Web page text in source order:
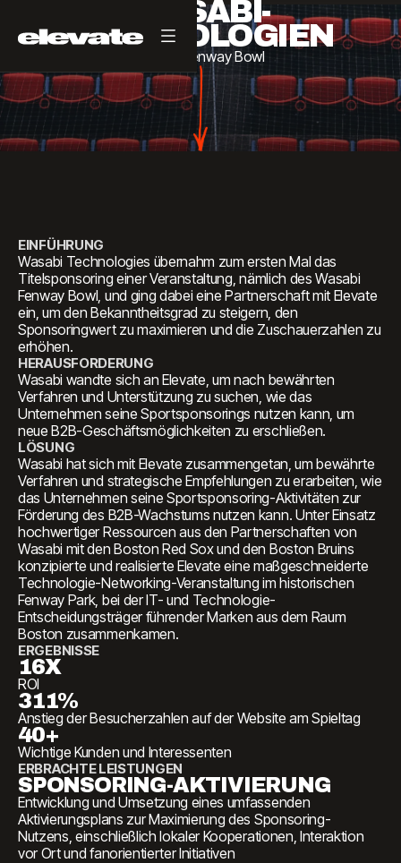
WASABI-
TECHNOLOGIEN
FenwayBowl
EINFÜHRUNG
Wasabi Technologies übernahm zum ersten Mal das
Titelsponsoring einer Veranstaltung, nämlich des Wasabi
Fenway Bowl, und ging dabei eine Partnerschaft mit Elevate
ein, um den Bekanntheitsgrad zu steigern, den
Sponsoringwert zu maximieren und die Zuschauerzahlen zu
erhöhen.
HERAUSFORDERUNG
Wasabi wandte sich an Elevate, um nach bewährten
Verfahren und Unterstützung zu suchen, wie das
Unternehmen seine Sportsponsorings nutzen kann, um
neue B2B-Geschäftsmöglichkeiten zu erschließen.
LÖSUNG
Wasabi hat sich mit Elevate zusammengetan, um bewährte
Verfahren und strategische Empfehlungen zu erarbeiten, wie
das Unternehmen seine Sportsponsoring-Aktivitäten zur
Förderung des B2B-Wachstums nutzen kann. Unter Einsatz
hochwertiger Ressourcen aus den Partnerschaften von
Wasabi mit den Boston Red Sox und den Boston Bruins
konzipierte und realisierte Elevate eine maßgeschneiderte
Technologie-Networking-Veranstaltung im historischen
Fenway Park, bei der IT- und Technologie-
Entscheidungsträger führender Marken aus dem Raum
Boston zusammenkamen.
ERGEBNISSE
16X
ROI
311%
Anstieg der Besucherzahlen auf der Website am Spieltag
40+
Wichtige Kunden und Interessenten
ERBRACHTE LEISTUNGEN
SPONSORING-AKTIVIERUNG
Entwicklung und Umsetzung eines umfassenden
Aktivierungsplans zur Maximierung des Sponsoring-
Nutzens, einschließlich lokaler Kooperationen, Interaktion
vor Ort und fanorientierter Initiativen